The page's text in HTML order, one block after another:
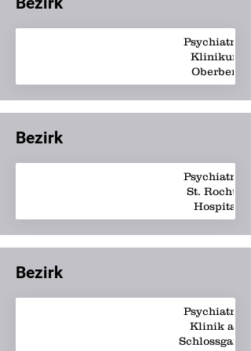
Psychiatrie -
Klinikum
Oberberg
Bezirk
Psychiatrie -
St. Rochus-
Hospital
Bezirk
Psychiatrie -
Klinik am
Schlossgarten